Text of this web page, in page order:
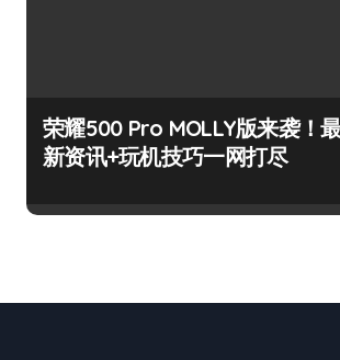
荣耀500 Pro MOLLY版来袭！
新资讯+玩机技巧一网打尽